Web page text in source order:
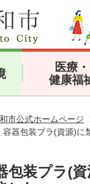
医療・
健康福
市公式ホームページ
容器包装プラ(資源)に
包装プラ(